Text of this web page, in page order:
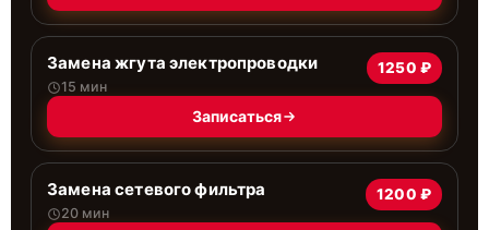
Замена жгута электропроводки
15 мин
1250 ₽
Записаться
Замена сетевого фильтра
20 мин
1200 ₽